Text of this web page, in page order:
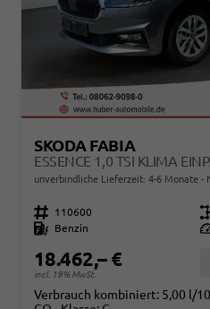
SKODA FABIA
unverbindliche Lieferzeit: 4-6 Monate
Fahrzeugnr. 110600
Kraftstoff
Benzin
18.462,– €
incl. 19% MwSt.
Verbrauch kombiniert: 5,00 l/